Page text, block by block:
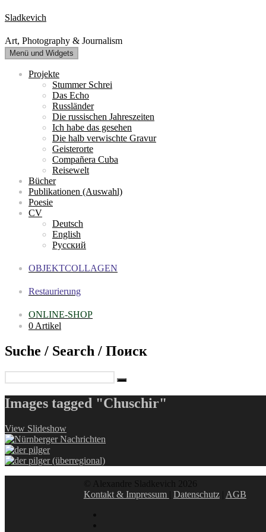
Zum
Inhalt
springen
Sladkevich
Art, Photography & Journalism
Menü und Widgets
Projekte
Stummer Schrei
Das Echo
Russländer
Die russischen Jahreszeiten
Ich habe das gesehen
Die halb verwischte Gravur
Geisterorte
Compañera Cuba
Reisewelt
Bücher
Publikationen (Auswahl)
Poesie
CV
Deutsch
English
Русский
OBJEKTCOLLAGEN
Restaurierung
ONLINE-SHOP
0 Artikel
Suche / Search / Поиск
Images tagged "Chuschir"
View Slideshow
Kontakt & Impressum
Datenschutz| AGB